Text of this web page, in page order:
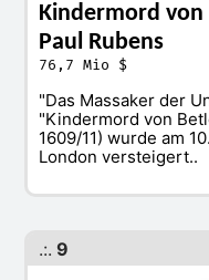
Kindermord
Paul Rubens
76,7 Mio $
"Das Massaker der
"Kindermord von
1609/11) wurde am
London versteigert..
.:. 9